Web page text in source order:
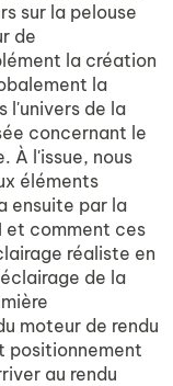
sur la pelouse
de
la création
la
l'univers de la
concernant le
À l'issue, nous
éléments
ensuite par la
et comment ces
réaliste en
de la
moteur de rendu
positionnement
au rendu